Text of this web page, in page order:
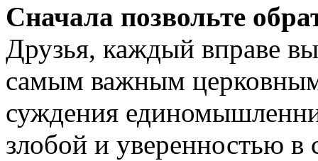
Сначала позвольте
Друзья, каждый вправе
самым важным
суждения
злобой и уверенностью в